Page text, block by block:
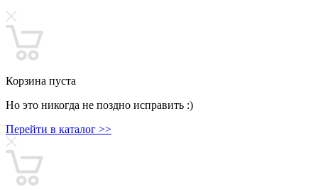
Корзина пуста
Но это никогда не поздно исправить :)
Перейти в каталог >>